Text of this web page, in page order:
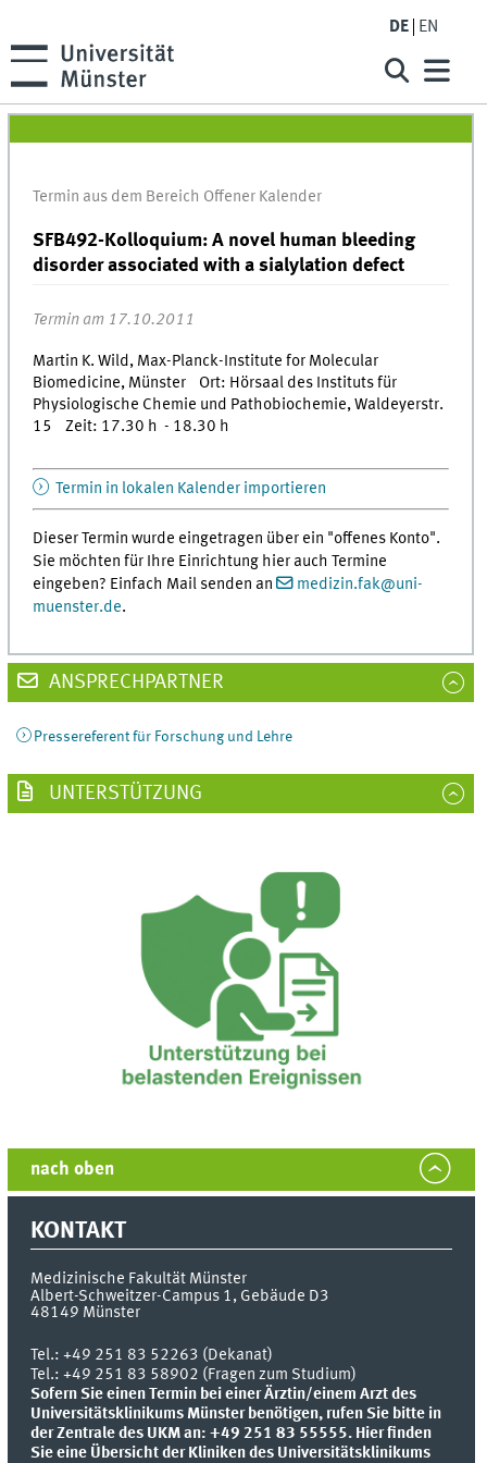
DE EN
Termin aus dem Bereich Offener Kalender
SFB492-Kolloquium: A novel human bleeding
disorder associated with a sialylation defect
Termin am 17.10.2011
Martin K. Wild, Max-Planck-Institute for Molecular
Biomedicine, Münster Ort: Hörsaal des Instituts für
Physiologische Chemie und Pathobiochemie, Waldeyerstr.
15 Zeit: 17.30 h - 18.30 h
Termin in lokalen Kalender importieren
Dieser Termin wurde eingetragen über ein "offenes Konto".
Sie möchten für Ihre Einrichtung hier auch Termine
eingeben? Einfach Mail senden an
medizin.fak@uni-
muenster.de.
ANSPRECHPARTNER
Pressereferent für Forschung und Lehre
UNTERSTÜTZUNG
nach oben
KONTAKT
Medizinische Fakultät Münster
Albert-Schweitzer-Campus 1, Gebäude D3
48149 Münster
Tel.:+49 251 83 52263 (Dekanat)
Tel.: +49 251 83 58902 (Fragen zum Studium)
Sofern Sie einen Termin bei einer Ärztin/einem Arzt des
Universitätsklinikums Münster benötigen, rufen Sie bitte in
der Zentrale des UKM an: +49 251 83 55555. Hier finden
Sie eine Übersicht der Kliniken des Universitätsklinikums